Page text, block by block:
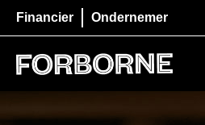
Financier Ondernemer